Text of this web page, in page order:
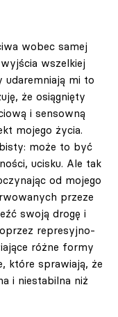
wobec samej
wszelkiej
udaremniają mi to
że osiągnięty
i sensowną
mojego życia.
może to być
ucisku. Ale tak
od mojego
przeze
swoją drogę i
represyjno-
różne formy
które sprawiają, że
i niestabilna niż